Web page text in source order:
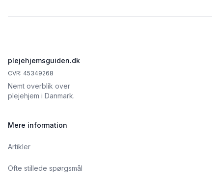
plejehjemsguiden.dk
CVR: 45349268
Nemt overblik over
plejehjem i Danmark.
Mere information
Artikler
Ofte stillede spørgsmål